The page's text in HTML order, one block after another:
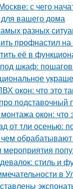
с чего
вашего дома
разных
профнастил
её в
шкаф:
окон: что это
подставочный
окон: что
от тли осенью:
стиль и
в